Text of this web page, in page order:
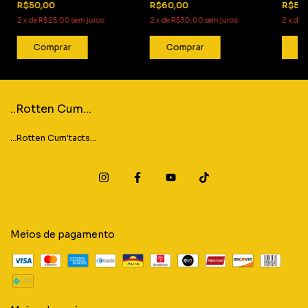
Camiseta preta (MANGA
CURTA)
R$50,00
2 xde R$25,00 sem juros
Comprar
vermelho
R$60,00
2 xde R$30,00sem juros
Comprar
2 x de
..Rotten Cum...
...Rotten Cum'tacts...
Meios de pagamento